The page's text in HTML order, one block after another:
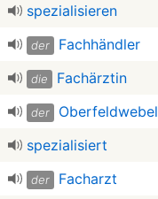
spezialisieren
der Fachhändler
die Fachärztin
der Oberfeldwebel
spezialisiert
der Facharzt